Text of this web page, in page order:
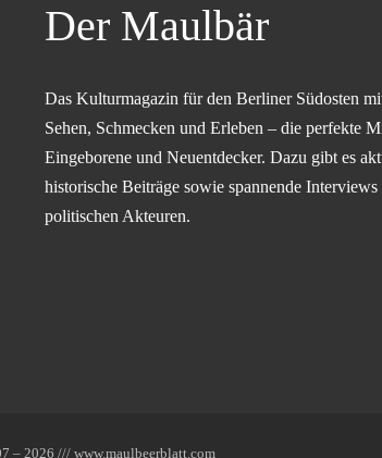
Der Maulbär
Das Kulturmagazin für den Berliner Südosten
Sehen, Schmecken und Erleben – die perfekte
Eingeborene und Neuentdecker. Dazu gibt es
historische Beiträge sowie spannende
politischen Akteuren.
– 2026 /// www.maulbeerblatt.com